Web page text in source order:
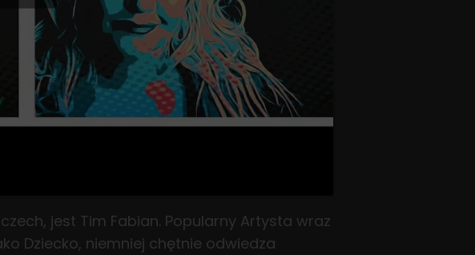
jest Tim Fabian. Popularny Artysta wraz
Dziecko, niemniej chętnie odwiedza